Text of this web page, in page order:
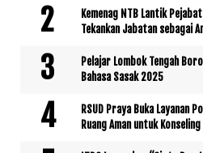
Kemenag NTB Lantik
Tekankan Jabatan sebagai
Pelajar Lombok Tengah
Bahasa Sasak 2025
RSUD Praya Buka Layanan
Ruang Aman untuk